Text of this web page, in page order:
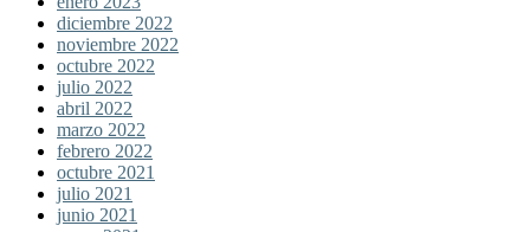
diciembre 2022
noviembre 2022
octubre 2022
julio 2022
abril 2022
marzo 2022
febrero 2022
octubre 2021
julio 2021
junio 2021